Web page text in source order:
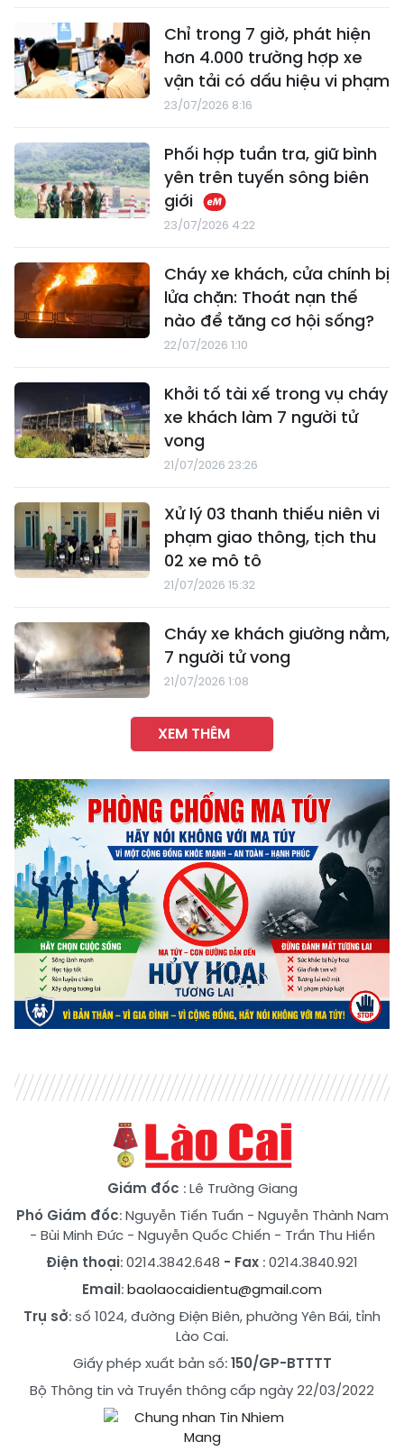
Chỉ trong 7 giờ, phát hiện
hơn 4.000 trường hợp xe
vận tải có dấu hiệu vi phạm
23/07/2026 8:16
Phối hợp tuần tra, giữ bình
yên trên tuyến sông biên
giới
23/07/2026 4:22
Cháy xe khách, cửa chính bị
lửa chặn: Thoát nạn thế
nào để tăng cơ hội sống?
22/07/2026 1:10
Khởi tố tài xế trong vụ cháy
xe khách làm 7 người tử
vong
21/07/2026 23:26
Xử lý 03 thanh thiếu niên vi
phạm giao thông, tịch thu
02 xe mô tô
21/07/2026 15:32
Cháy xe khách giường nằm,
7 người tử vong
21/07/2026 1:08
XEM THÊM
Giám đốc : Lê Trường Giang
Phó Giám đốc:Nguyễn Tiến Tuấn - Nguyễn Thành Nam
- Bùi Minh Đức- Nguyễn Quốc Chiến - Trần Thu Hiền
Điện thoại: 0214.3842.648 - Fax : 0214.3840.921
Email:baolaocaidientu@gmail.com
Trụ sở: số 1024, đường Điện Biên, phường Yên Bái, tỉnh
Lào Cai.
Giấy phép xuất bản số:150/GP-BTTTT
Bộ Thông tin và Truyền thông cấp ngày 22/03/2022